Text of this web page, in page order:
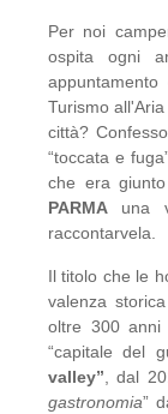
Per noi
ospita ogni
Turismo
città?
“toccata e
che era
PARMA una
raccontarvela.
Il titolo che le
valenza
oltre 300
“capitale del
valley”, dal
gastronomia”